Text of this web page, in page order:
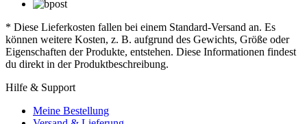
* Diese Lieferkosten fallen bei einem Standard-Versand an. Es
können weitere Kosten, z. B. aufgrund des Gewichts, Größe oder
Eigenschaften der Produkte, entstehen. Diese Informationen findest
du direkt in der Produktbeschreibung.
Hilfe & Support
Meine Bestellung